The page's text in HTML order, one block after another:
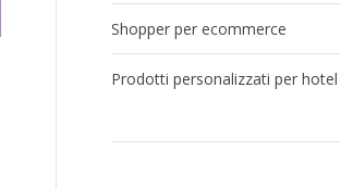
Shopper per ecommerce
Prodotti personalizzati per hotel